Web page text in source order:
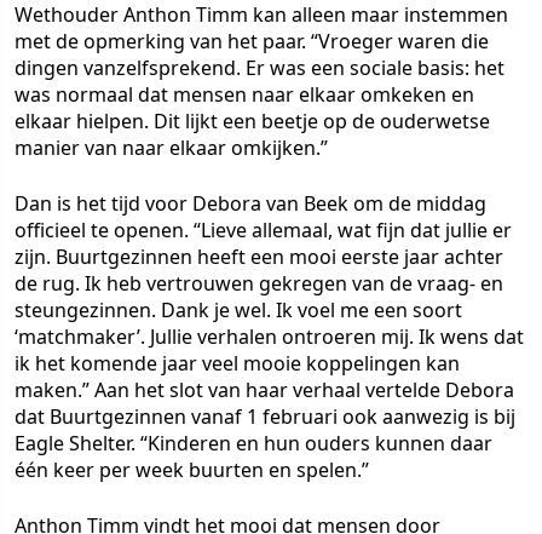
Wethouder Anthon Timm kan alleen maar instemmen
met de opmerking van het paar. “Vroeger waren die
dingen vanzelfsprekend. Er was een sociale basis: het
was normaal dat mensen naar elkaar omkeken en
elkaar hielpen. Dit lijkt een beetje op de ouderwetse
manier van naar elkaar omkijken.”
Dan is het tijd voor Debora van Beek om de middag
officieel te openen. “Lieve allemaal, wat fijn dat jullie er
zijn. Buurtgezinnen heeft een mooi eerste jaar achter
de rug. Ik heb vertrouwen gekregen van de vraag- en
steungezinnen. Dank je wel. Ik voel me een soort
‘matchmaker’. Jullie verhalen ontroeren mij. Ik wens dat
ik het komende jaar veel mooie koppelingen kan
maken.” Aan het slot van haar verhaal vertelde Debora
dat Buurtgezinnen vanaf 1 februari ook aanwezig is bij
Eagle Shelter. “Kinderen en hun ouders kunnen daar
één keer per week buurten en spelen.”
Anthon Timm vindt het mooi dat mensen door